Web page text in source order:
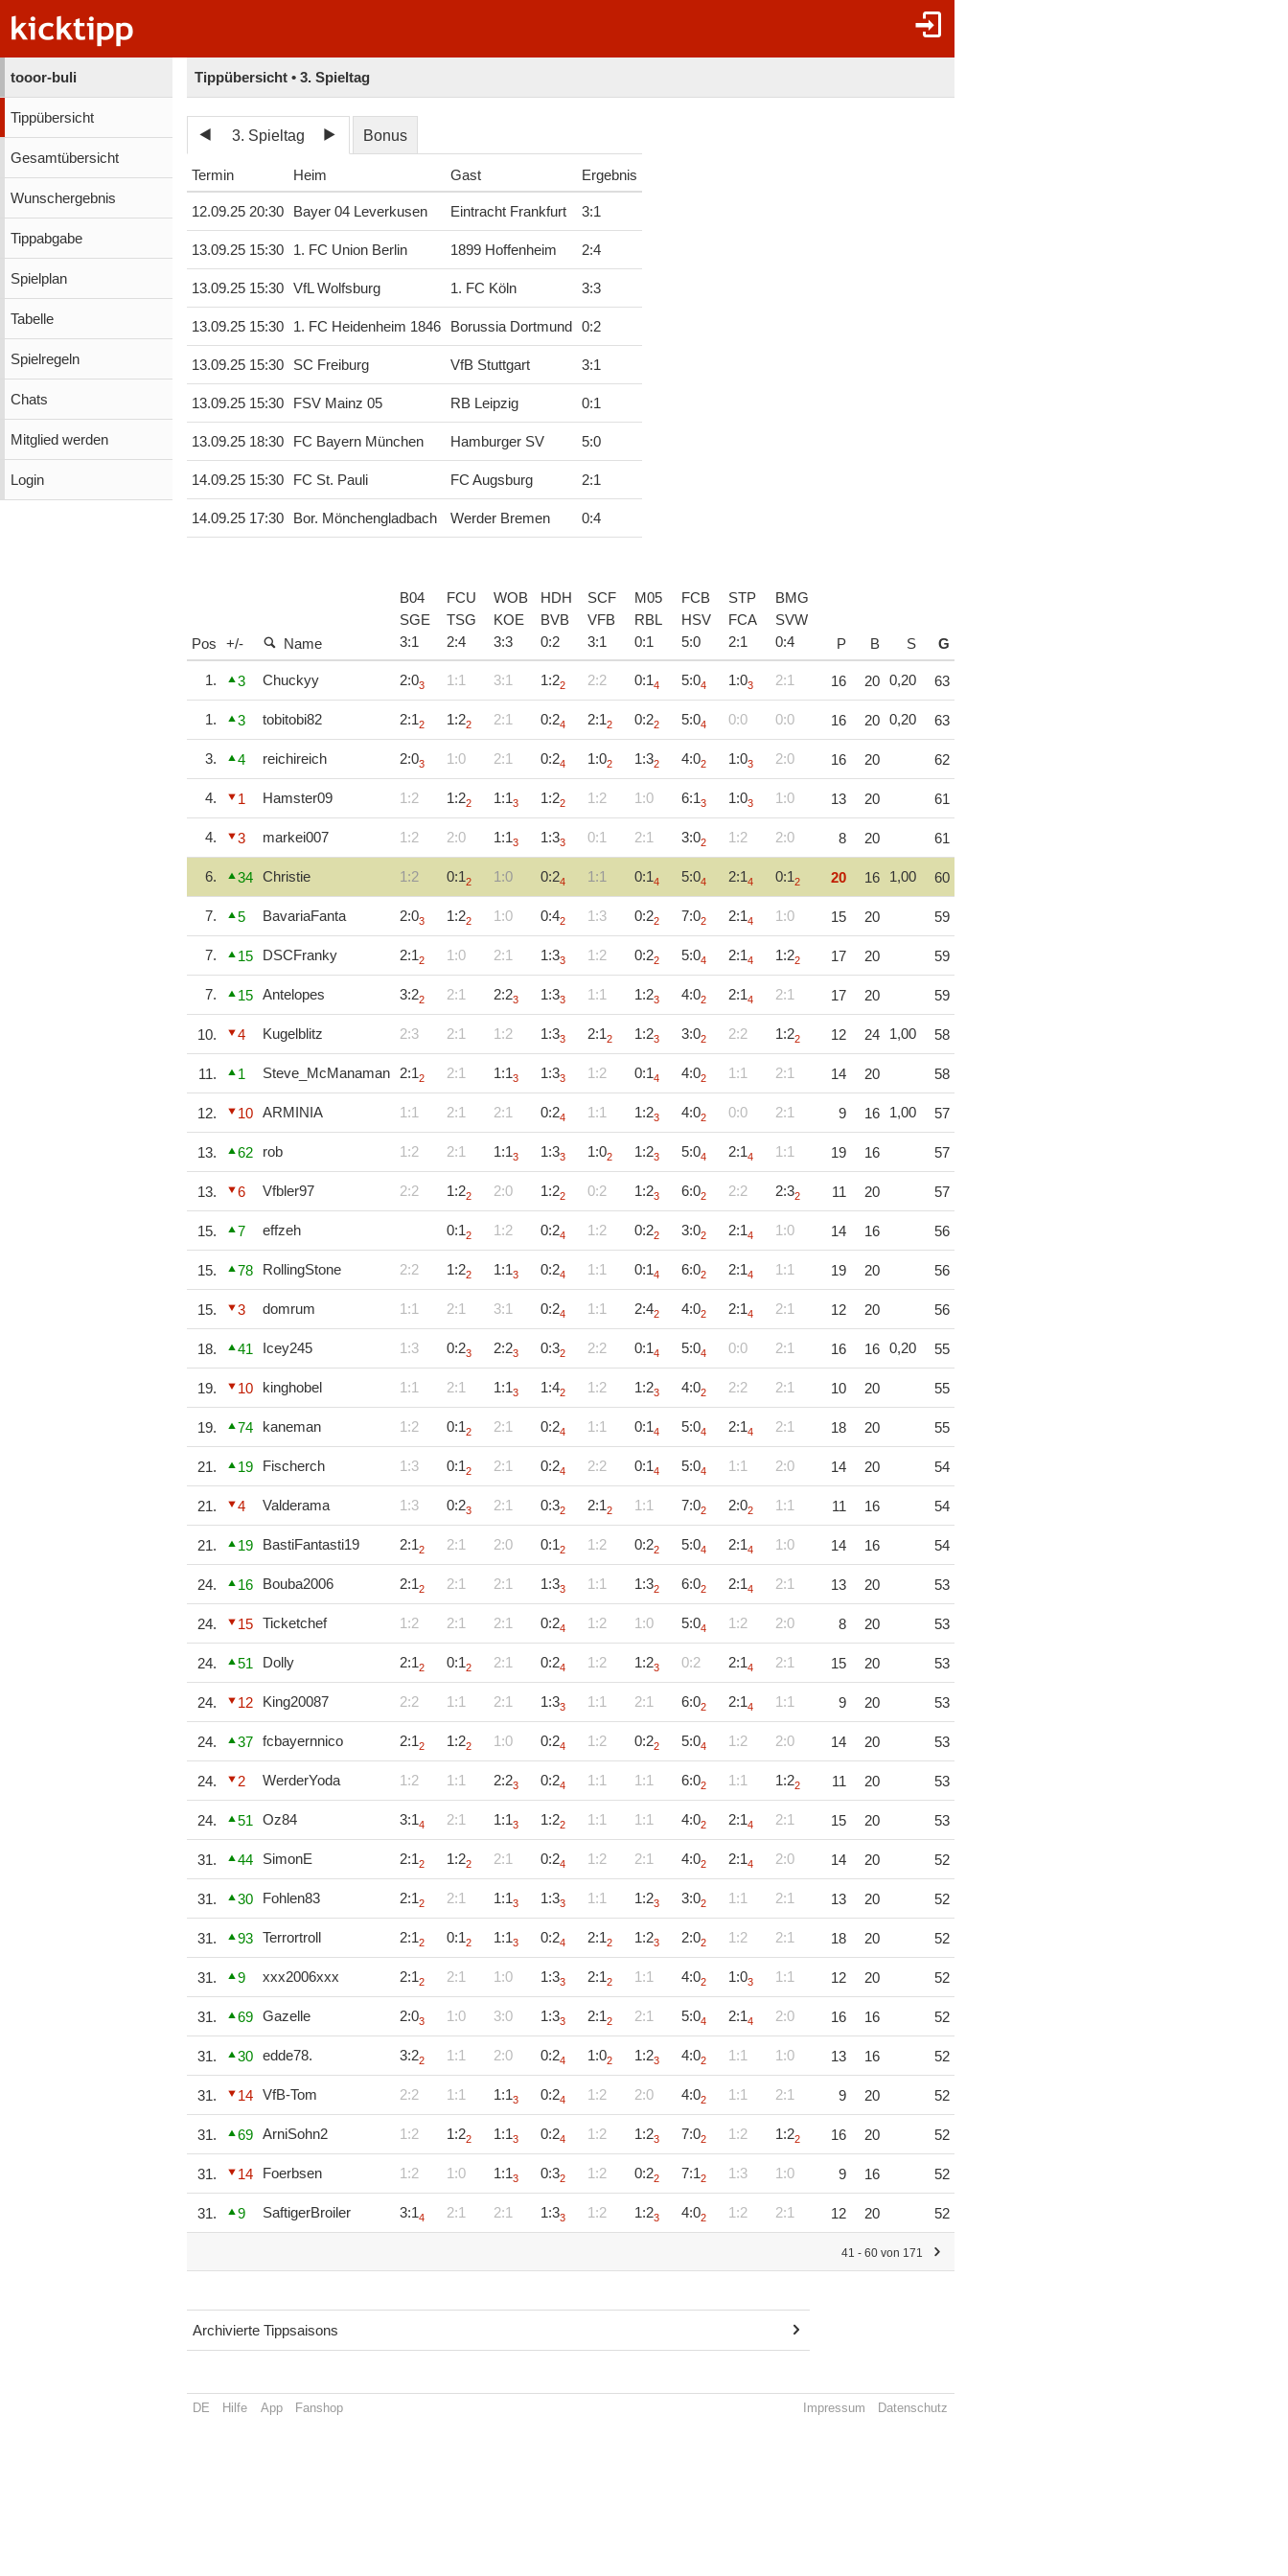
tooor-buli
Tippübersicht
Gesamtübersicht
Wunschergebnis
Tippabgabe
Spielplan
Tabelle
Spielregeln
Chats
Mitglied werden
Login
Tippübersicht • 3. Spieltag
3. Spieltag Bonus
Termin Heim Gast Ergebnis
12.09.25 20:30 Bayer 04 Leverkusen Eintracht Frankfurt 3:1
13.09.25 15:30 1. FC Union Berlin 1899 Hoffenheim 2:4
13.09.25 15:30 VfL Wolfsburg 1. FC Köln 3:3
13.09.25 15:30 1. FC Heidenheim 1846 Borussia Dortmund 0:2
13.09.25 15:30 SC Freiburg VfB Stuttgart 3:1
13.09.25 15:30 FSV Mainz 05 RB Leipzig 0:1
13.09.25 18:30 FC Bayern München Hamburger SV 5:0
14.09.25 15:30 FC St. Pauli FC Augsburg 2:1
14.09.25 17:30 Bor. Mönchengladbach Werder Bremen 0:4
Pos +/- Name
B04
SGE
3:1
FCU
TSG
2:4
WOB
KOE
3:3
HDH
BVB
0:2
SCF
VFB
3:1
M05
RBL
0:1
FCB
HSV
5:0
STP
FCA
2:1
BMG
SVW
0:4 P B S G
1. 3 Chuckyy 2:03 1:1 3:1 1:22 2:2 0:14 5:04 1:03 2:1 16 20 0,20 63
1. 3 tobitobi82 2:12 1:22 2:1 0:24 2:12 0:22 5:04 0:0 0:0 16 20 0,20 63
3. 4 reichireich 2:03 1:0 2:1 0:24 1:02 1:32 4:02 1:03 2:0 16 20 62
4. 1 Hamster09 1:2 1:22 1:13 1:22 1:2 1:0 6:13 1:03 1:0 13 20 61
4. 3 markei007 1:2 2:0 1:13 1:33 0:1 2:1 3:02 1:2 2:0 8 20 61
6. 34 Christie 1:2 0:12 1:0 0:24 1:1 0:14 5:04 2:14 0:12 20 16 1,00 60
7. 5 BavariaFanta 2:03 1:22 1:0 0:42 1:3 0:22 7:02 2:14 1:0 15 20 59
7. 15 DSCFranky 2:12 1:0 2:1 1:33 1:2 0:22 5:04 2:14 1:22 17 20 59
7. 15 Antelopes 3:22 2:1 2:23 1:33 1:1 1:23 4:02 2:14 2:1 17 20 59
10. 4 Kugelblitz 2:3 2:1 1:2 1:33 2:12 1:23 3:02 2:2 1:22 12 24 1,00 58
11. 1 Steve_McManaman 2:12 2:1 1:13 1:33 1:2 0:14 4:02 1:1 2:1 14 20 58
12. 10 ARMINIA 1:1 2:1 2:1 0:24 1:1 1:23 4:02 0:0 2:1 9 16 1,00 57
13. 62 rob 1:2 2:1 1:13 1:33 1:02 1:23 5:04 2:14 1:1 19 16 57
13. 6 Vfbler97 2:2 1:22 2:0 1:22 0:2 1:23 6:02 2:2 2:32 11 20 57
15. 7 effzeh 0:12 1:2 0:24 1:2 0:22 3:02 2:14 1:0 14 16 56
15. 78 RollingStone 2:2 1:22 1:13 0:24 1:1 0:14 6:02 2:14 1:1 19 20 56
15. 3 domrum 1:1 2:1 3:1 0:24 1:1 2:42 4:02 2:14 2:1 12 20 56
18. 41 Icey245 1:3 0:23 2:23 0:32 2:2 0:14 5:04 0:0 2:1 16 16 0,20 55
19. 10 kinghobel 1:1 2:1 1:13 1:42 1:2 1:23 4:02 2:2 2:1 10 20 55
19. 74 kaneman 1:2 0:12 2:1 0:24 1:1 0:14 5:04 2:14 2:1 18 20 55
21. 19 Fischerch 1:3 0:12 2:1 0:24 2:2 0:14 5:04 1:1 2:0 14 20 54
21. 4 Valderama 1:3 0:23 2:1 0:32 2:12 1:1 7:02 2:02 1:1 11 16 54
21. 19 BastiFantasti19 2:12 2:1 2:0 0:12 1:2 0:22 5:04 2:14 1:0 14 16 54
24. 16 Bouba2006 2:12 2:1 2:1 1:33 1:1 1:32 6:02 2:14 2:1 13 20 53
24. 15 Ticketchef 1:2 2:1 2:1 0:24 1:2 1:0 5:04 1:2 2:0 8 20 53
24. 51 Dolly 2:12 0:12 2:1 0:24 1:2 1:23 0:2 2:14 2:1 15 20 53
24. 12 King20087 2:2 1:1 2:1 1:33 1:1 2:1 6:02 2:14 1:1 9 20 53
24. 37 fcbayernnico 2:12 1:22 1:0 0:24 1:2 0:22 5:04 1:2 2:0 14 20 53
24. 2 WerderYoda 1:2 1:1 2:23 0:24 1:1 1:1 6:02 1:1 1:22 11 20 53
24. 51 Oz84 3:14 2:1 1:13 1:22 1:1 1:1 4:02 2:14 2:1 15 20 53
31. 44 SimonE 2:12 1:22 2:1 0:24 1:2 2:1 4:02 2:14 2:0 14 20 52
31. 30 Fohlen83 2:12 2:1 1:13 1:33 1:1 1:23 3:02 1:1 2:1 13 20 52
31. 93 Terrortroll 2:12 0:12 1:13 0:24 2:12 1:23 2:02 1:2 2:1 18 20 52
31. 9 xxx2006xxx 2:12 2:1 1:0 1:33 2:12 1:1 4:02 1:03 1:1 12 20 52
31. 69 Gazelle 2:03 1:0 3:0 1:33 2:12 2:1 5:04 2:14 2:0 16 16 52
31. 30 edde78. 3:22 1:1 2:0 0:24 1:02 1:23 4:02 1:1 1:0 13 16 52
31. 14 VfB-Tom 2:2 1:1 1:13 0:24 1:2 2:0 4:02 1:1 2:1 9 20 52
31. 69 ArniSohn2 1:2 1:22 1:13 0:24 1:2 1:23 7:02 1:2 1:22 16 20 52
31. 14 Foerbsen 1:2 1:0 1:13 0:32 1:2 0:22 7:12 1:3 1:0 9 16 52
31. 9 SaftigerBroiler 3:14 2:1 2:1 1:33 1:2 1:23 4:02 1:2 2:1 12 20 52
41 - 60 von 171
Archivierte Tippsaisons
DE Hilfe App Fanshop Impressum Datenschutz